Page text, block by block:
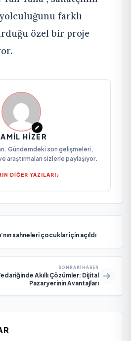
farklı
özel bir proje
HIZER
Gündemdeki son gelişmeleri,
araştırmaları sizlerle paylaşıyor.
DİĞER YAZILARI
sahneleri çocuklar için açıldı
SONRAKI HABER
Akıllı Çözümler: Dijital
Pazaryerinin Avantajları